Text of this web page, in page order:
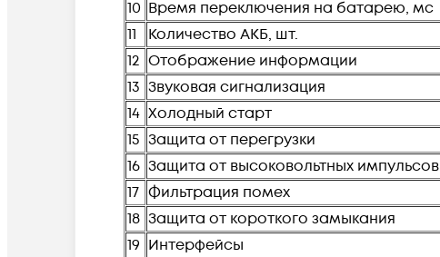
10 Время переключения на батарею, мс
11
Количество АКБ, шт.
12 Отображение информации
13 Звуковая сигнализация
14 Холодный старт
15 Защита от перегрузки
16 Защита от высоковольтных импульсов
17 Фильтрация помех
18 Защита от короткого замыкания
19 Интерфейсы